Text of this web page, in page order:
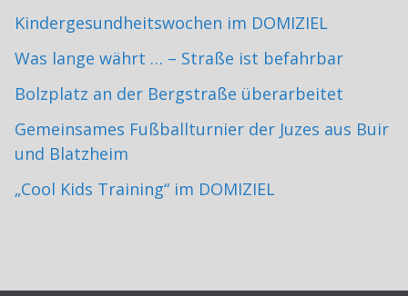
Kindergesundheitswochen im DOMIZIEL
Was lange währt … – Straße ist befahrbar
Bolzplatz an der Bergstraße überarbeitet
Gemeinsames Fußballturnier der Juzes aus Buir
und Blatzheim
„Cool Kids Training“ im DOMIZIEL